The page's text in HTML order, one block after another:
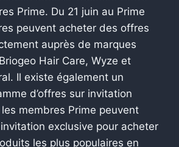
Prime. Du 21 juin au Prime
peuvent acheter des offres
auprès de marques
Hair Care, Wyze et
Il existe également un
d’offres sur invitation
membres Prime peuvent
exclusive pour acheter
les plus populaires en